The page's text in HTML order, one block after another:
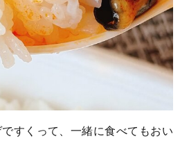
すくって、一緒に食べてもおい